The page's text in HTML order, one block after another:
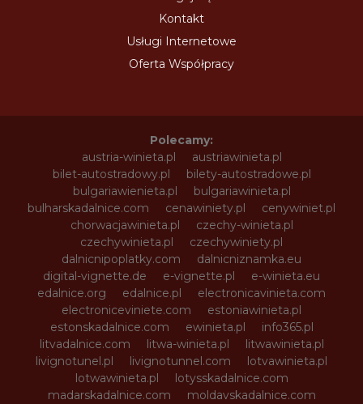
Kontakt
Usługi Internetowe
Oferta Współpracy
Polecamy:
austria-winieta.pl
austriawinieta.pl
bilet-autostradowy.pl
bilety-autostradowe.pl
bulgariawienieta.pl
bulgariawinieta.pl
bulharskadalnice.com
cenawiniety.pl
cenywiniet.pl
chorwacjawinieta.pl
czechy-winieta.pl
czechywinieta.pl
czechywiniety.pl
dalnicnipoplatky.com
dalnicniznamka.eu
digital-vignette.de
e-vignette.pl
e-winieta.eu
edalnice.org
edalnice.pl
electronicavinieta.com
electroniceviniete.com
estoniawinieta.pl
estonskadalnice.com
ewinieta.pl
info365.pl
litvadalnice.com
litwa-winieta.pl
litwawinieta.pl
livignotunel.pl
livignotunnel.com
lotvawinieta.pl
lotwawinieta.pl
lotysskadalnice.com
madarskadalnice.com
moldavskadalnice.com